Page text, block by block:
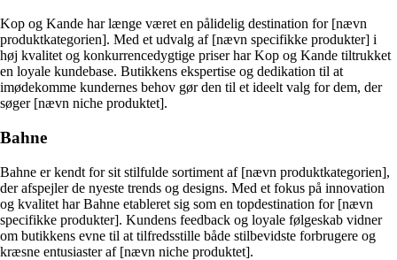
Kop og Kande har længe været en pålidelig destination for [nævn
produktkategorien]. Med et udvalg af [nævn specifikke produkter] i
høj kvalitet og konkurrencedygtige priser har Kop og Kande tiltrukket
en loyale kundebase. Butikkens ekspertise og dedikation til at
imødekomme kundernes behov gør den til et ideelt valg for dem, der
søger [nævn niche produktet].
Bahne
Bahne er kendt for sit stilfulde sortiment af [nævn produktkategorien],
der afspejler de nyeste trends og designs. Med et fokus på innovation
og kvalitet har Bahne etableret sig som en topdestination for [nævn
specifikke produkter]. Kundens feedback og loyale følgeskab vidner
om butikkens evne til at tilfredsstille både stilbevidste forbrugere og
kræsne entusiaster af [nævn niche produktet].